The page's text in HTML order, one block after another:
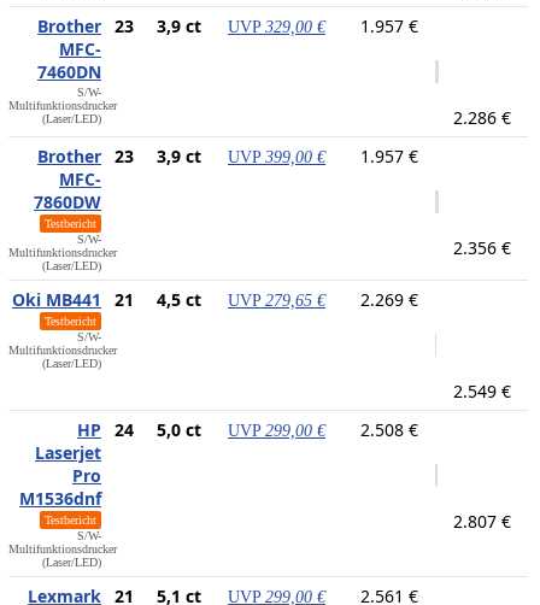
Brother
MFC-
7460DN
S/W-
Multifunktionsdrucker
(Laser/LED)
23 3,9 ct UVP 329,00 € 1.957 €
2.286 €
Brother
MFC-
7860DW
Testbericht
S/W-
Multifunktionsdrucker
(Laser/LED)
23 3,9 ct UVP 399,00 € 1.957 €
2.356 €
Oki MB441
Testbericht
S/W-
Multifunktionsdrucker
(Laser/LED)
21 4,5 ct UVP 279,65 € 2.269 €
2.549 €
HP
Laserjet
Pro
M1536dnf
Testbericht
S/W-
Multifunktionsdrucker
(Laser/LED)
24 5,0 ct UVP 299,00 € 2.508 €
2.807 €
Lexmark 21 5,1 ct UVP 299,00 € 2.561 €